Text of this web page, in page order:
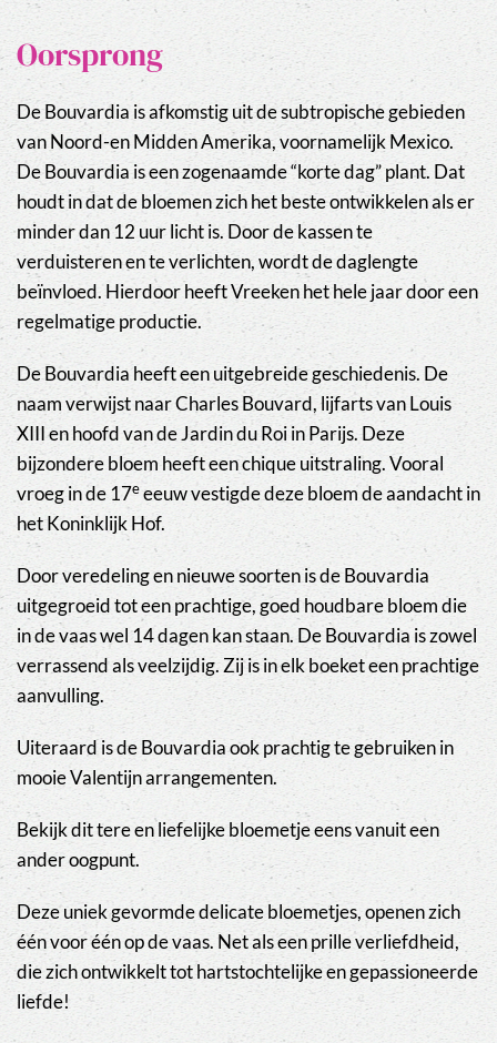
Oorsprong
De Bouvardia is afkomstig uit de subtropische gebieden
van Noord-en Midden Amerika, voornamelijk Mexico.
De Bouvardia is een zogenaamde “korte dag” plant. Dat
houdt in dat de bloemen zich het beste ontwikkelen als er
minder dan 12 uur licht is. Door de kassen te
verduisteren en te verlichten, wordt de daglengte
beïnvloed. Hierdoor heeft Vreeken het hele jaar door een
regelmatige productie.
De Bouvardia heeft een uitgebreide geschiedenis. De
naam verwijst naar Charles Bouvard, lijfarts van Louis
XIII en hoofd van de Jardin du Roi in Parijs. Deze
bijzondere bloem heeft een chique uitstraling. Vooral
vroeg in de 17eeeuw vestigde deze bloem de aandacht in
het Koninklijk Hof.
Door veredeling en nieuwe soorten is de Bouvardia
uitgegroeid tot een prachtige, goed houdbare bloem die
in de vaas wel 14 dagen kan staan. De Bouvardia is zowel
verrassend als veelzijdig. Zij is in elk boeket een prachtige
aanvulling.
Uiteraard is de Bouvardia ook prachtig te gebruiken in
mooie Valentijn arrangementen.
Bekijk dit tere en liefelijke bloemetje eens vanuit een
ander oogpunt.
Deze uniek gevormde delicate bloemetjes, openen zich
één voor één op de vaas. Net als een prille verliefdheid,
die zich ontwikkelt tot hartstochtelijke en gepassioneerde
liefde!